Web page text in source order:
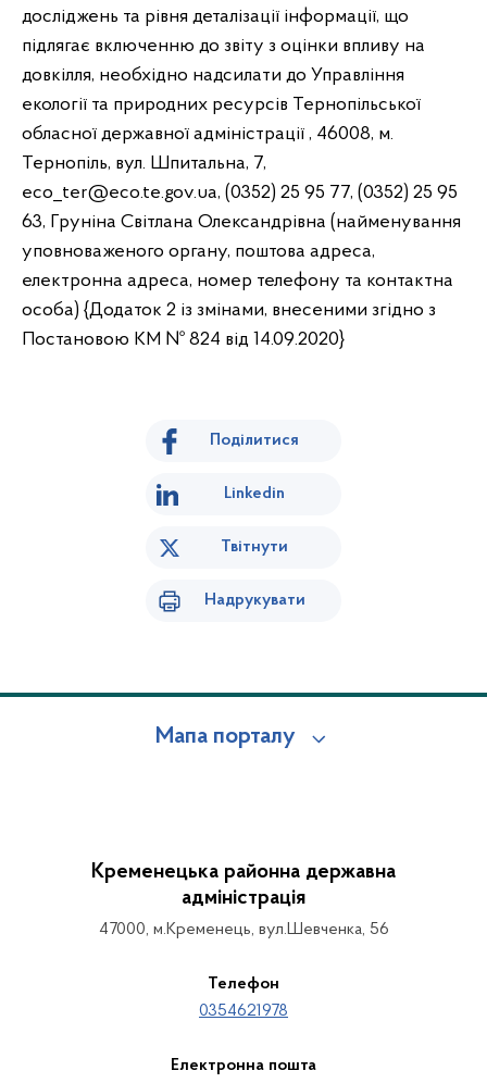
Поділитися
Linkedin
Твітнути
Надрукувати
Мапа порталу
Кременецька районна державна
адміністрація
47000, м.Кременець, вул.Шевченка, 56
Телефон
0354621978
Електронна пошта